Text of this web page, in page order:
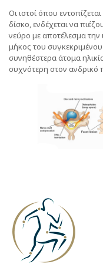
Οι ιστοί όπου
δίσκο, ενδέχεται να
νεύρο με αποτέλεσμα
μήκος του
συνηθέστερα άτομα
συχνότερη στον ανδρικό